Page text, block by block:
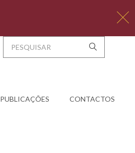
PUBLICAÇÕES CONTACTOS